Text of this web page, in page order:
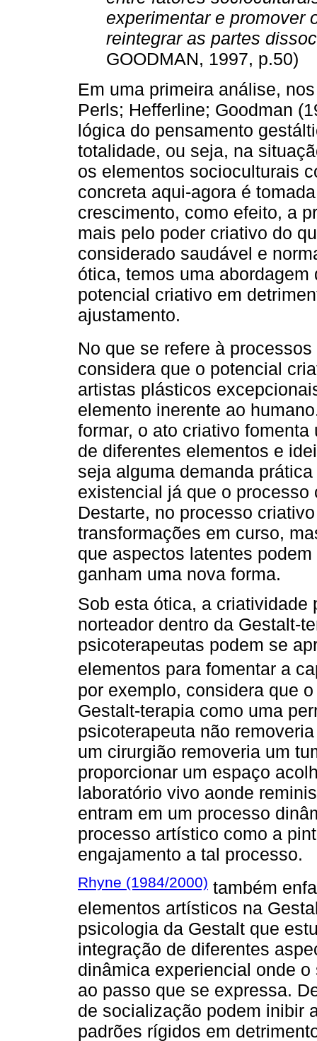
experimentar e promover
reintegrar as partes
GOODMAN, 1997, p.50)
Em uma primeira análise,
Perls; Hefferline; Goodman
lógica do pensamento
totalidade, ou seja, na
os elementos socioculturais
concreta aqui-agora é
crescimento, como efeito, a
mais pelo poder criativo do
considerado saudável e
ótica, temos uma
potencial criativo em
ajustamento.
No que se refere à
considera que o potencial
artistas plásticos
elemento inerente ao
formar, o ato criativo fomenta
de diferentes elementos e
seja alguma demanda
existencial já que o
Destarte, no processo
transformações em curso,
que aspectos latentes
ganham uma nova forma.
Sob esta ótica, a criatividade
norteador dentro da Gestalt-
psicoterapeutas podem se
elementos para fomentar a
por exemplo, considera que
Gestalt-terapia como uma
psicoterapeuta não
um cirurgião removeria um
proporcionar um espaço
laboratório vivo aonde
entram em um processo
processo artístico como a
engajamento a tal processo.
Rhyne (1984/2000) também
elementos artísticos na
psicologia da Gestalt que
integração de diferentes
dinâmica experiencial onde
ao passo que se expressa.
de socialização podem inibir
padrões rígidos em